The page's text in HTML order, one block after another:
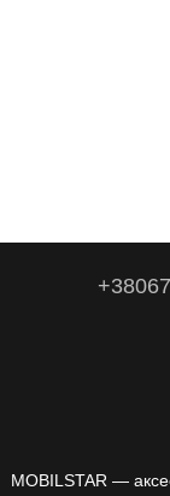
MOBILSTAR —